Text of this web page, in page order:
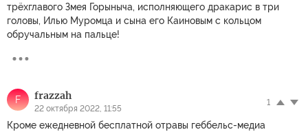
трёхглавого Змея Горыныча, исполняющего дракарис в три
головы, Илью Муромца и сына его Каиновым с кольцом
обручальным на пальце!
F frazzah
22 октября 2022, 11:55
1
Кроме ежедневной бесплатной отравы геббельс-медиа